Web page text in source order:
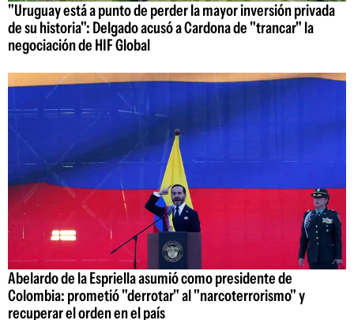
"Uruguay está a punto de perder la mayor inversión privada
de su historia": Delgado acusó a Cardona de "trancar" la
negociación de HIF Global
Abelardo de la Espriella asumió como presidente de
Colombia: prometió "derrotar" al "narcoterrorismo" y
recuperar el orden en el país